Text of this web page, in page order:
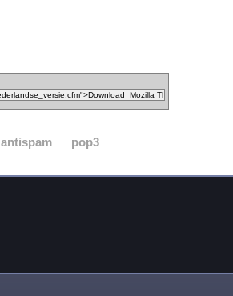
antispam pop3